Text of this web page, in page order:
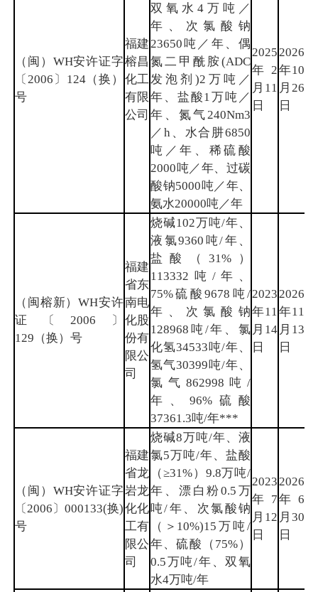
（闽）WH安许证字
〔2006〕124（换）
号
福建
榕昌
化工
有限
公司
双氧水4万吨／
年、次氯酸钠
23650吨／年、偶
氮二甲酰胺(ADC
发泡剂)2万吨／
年、盐酸1万吨／
年、氮气240Nm3
／h、水合肼6850
吨／年、稀硫酸
2000吨／年、过碳
酸钠5000吨／年、
氨水20000吨／年
2025
年2
月11
日
2026
年10
月26
日
（闽榕新）WH安许
证〔2006〕
129（换）号
福建
省东
南电
化股
份有
限公
司
烧碱102万吨/年、
液氯9360吨/年、
盐酸（31%）
113332吨/年、
75%硫酸9678吨/
年、次氯酸钠
128968吨/年、氯
化氢34533吨/年、
氢气30399吨/年、
氯气862998吨/
年、96%硫酸
37361.3吨/年***
2023
年11
月14
日
2026
年11
月13
日
（闽）WH安许证字
〔2006〕000133(换)
号
福建
省龙
岩龙
化化
工有
限公
司
烧碱8万吨/年、液
氯5万吨/年、盐酸
（≥31%）9.8万吨/
年、漂白粉0.5万
吨/年、次氯酸钠
（＞10%)15万吨/
年、硫酸（75%）
0.5万吨/年、双氧
水4万吨/年
2023
年7
月12
日
2026
年6
月30
日